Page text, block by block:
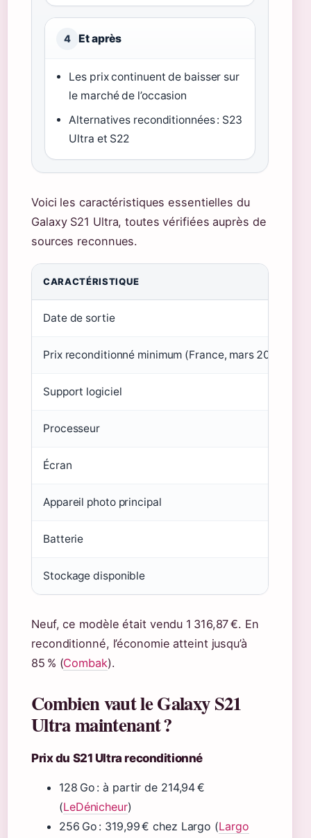
4 Et après
Les prix continuent de baisser sur
le marché de l’occasion
Alternatives reconditionnées : S23
Ultra et S22
Voici les caractéristiques essentielles du
Galaxy S21 Ultra, toutes vérifiées auprès de
sources reconnues.
CARACTÉRISTIQUE
Date de sortie
Prix reconditionné minimum (France, mars 2026)
Support logiciel
Processeur
Écran
Appareil photo principal
Batterie
Stockage disponible
Neuf, ce modèle était vendu 1 316,87 €. En
reconditionné, l’économie atteint jusqu’à
85 % (Combak).
Combien vaut le Galaxy S21
Ultra maintenant ?
Prix du S21 Ultra reconditionné
128 Go : à partir de 214,94 €
(LeDénicheur)
256 Go : 319,99 € chez Largo (Largo